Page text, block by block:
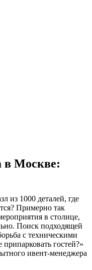
в Москве:
из 1000 деталей, где
Примерно так
в столице,
Поиск подходящей
с техническими
гостей?»
ивент-менеджера